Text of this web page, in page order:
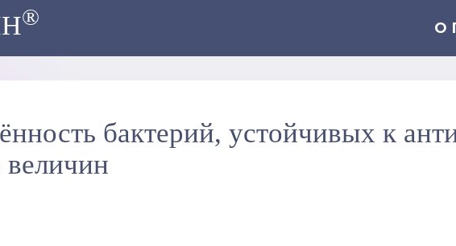
® О
бактерий, устойчивых к
величин